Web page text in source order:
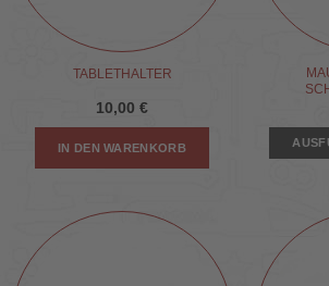
TABLETHALTER
10,00 €
IN DEN WARENKORB